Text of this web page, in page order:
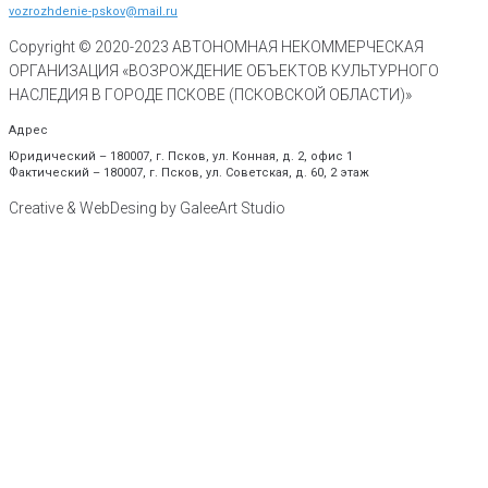
vozrozhdenie-pskov@mail.ru
Copyright © 2020-2023 АВТОНОМНАЯ НЕКОММЕРЧЕСКАЯ
ОРГАНИЗАЦИЯ «ВОЗРОЖДЕНИЕ ОБЪЕКТОВ КУЛЬТУРНОГО
НАСЛЕДИЯ В ГОРОДЕ ПСКОВЕ (ПСКОВСКОЙ ОБЛАСТИ)»
Адрес
Юридический – 180007, г. Псков, ул. Конная, д. 2, офис 1
Фактический – 180007, г. Псков, ул. Советская, д. 60, 2 этаж
Creative & WebDesing by GaleeArt Studio